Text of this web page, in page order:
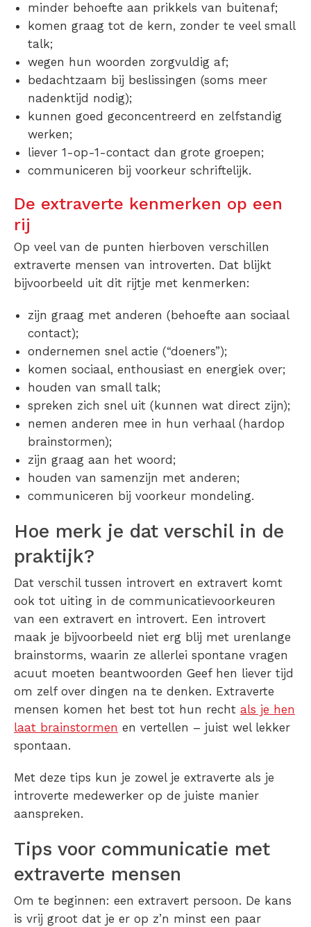
minder behoefte aan prikkels van buitenaf;
komen graag tot de kern, zonder te veel small
talk;
wegen hun woorden zorgvuldig af;
bedachtzaam bij beslissingen (soms meer
nadenktijd nodig);
kunnen goed geconcentreerd en zelfstandig
werken;
liever 1-op-1-contact dan grote groepen;
communiceren bij voorkeur schriftelijk.
De extraverte kenmerken op een
rij
Op veel van de punten hierboven verschillen
extraverte mensen van introverten. Dat blijkt
bijvoorbeeld uit dit rijtje met kenmerken:
zijn graag met anderen (behoefte aan sociaal
contact);
ondernemen snel actie (“doeners”);
komen sociaal, enthousiast en energiek over;
houden van small talk;
spreken zich snel uit (kunnen wat direct zijn);
nemen anderen mee in hun verhaal (hardop
brainstormen);
zijn graag aan het woord;
houden van samenzijn met anderen;
communiceren bij voorkeur mondeling.
Hoe merk je dat verschil in de
praktijk?
Dat verschil tussen introvert en extravert komt
ook tot uiting in de communicatievoorkeuren
van een extravert en introvert. Een introvert
maak je bijvoorbeeld niet erg blij met urenlange
brainstorms, waarin ze allerlei spontane vragen
acuut moeten beantwoorden Geef hen liever tijd
om zelf over dingen na te denken. Extraverte
mensen komen het best tot hun recht als je hen
laat brainstormen en vertellen – juist wel lekker
spontaan.
Met deze tips kun je zowel je extraverte als je
introverte medewerker op de juiste manier
aanspreken.
Tips voor communicatie met
extraverte mensen
Om te beginnen: een extravert persoon. De kans
is vrij groot dat je er op z’n minst een paar